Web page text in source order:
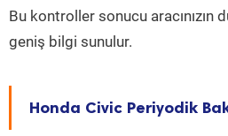
Bu kontroller sonucu aracınızın
geniş bilgi sunulur.
Honda Civic Periyodik